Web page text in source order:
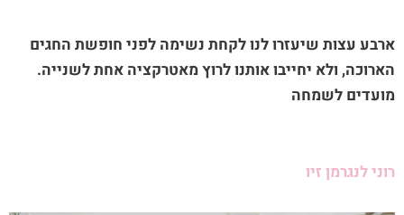
ארבע עצות שיעזרו לנו לקחת נשימה לפני חופשת החגים
הארוכה, ולא יחייבו אותנו לרוץ מאטרקציה אחת לשנייה.
מועדים לשמחה
רוני לנגרמן זיו